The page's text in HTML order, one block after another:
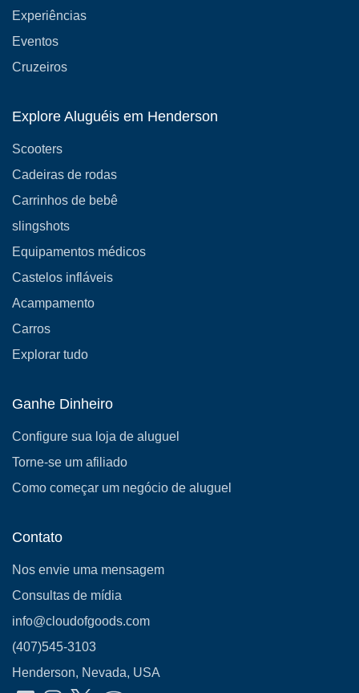
Experiências
Eventos
Cruzeiros
Explore Aluguéis em Henderson
Scooters
Cadeiras de rodas
Carrinhos de bebê
slingshots
Equipamentos médicos
Castelos infláveis
Acampamento
Carros
Explorar tudo
Ganhe Dinheiro
Configure sua loja de aluguel
Torne-se um afiliado
Como começar um negócio de aluguel
Contato
Nos envie uma mensagem
Consultas de mídia
info@cloudofgoods.com
(407)545-3103
Henderson, Nevada, USA